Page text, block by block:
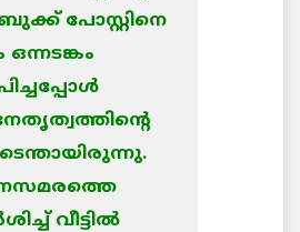
പോസ്റ്റിനെ
വീട്ടില്‍